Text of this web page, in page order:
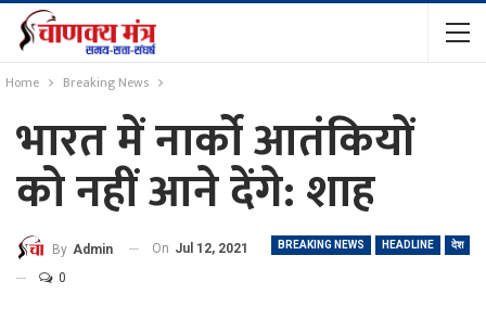
Home Breaking News
भारत में नार्को आतंकियों
को नहीं आने देंगे: शाह
BREAKING NEWS HEADLINE देश
By Admin On Jul 12, 2021
0